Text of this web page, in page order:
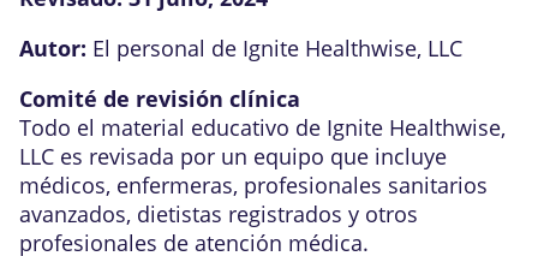
Autor: El personal de Ignite Healthwise, LLC
Comité de revisión clínica
Todo el material educativo de Ignite Healthwise,
LLC es revisada por un equipo que incluye
médicos, enfermeras, profesionales sanitarios
avanzados, dietistas registrados y otros
profesionales de atención médica.